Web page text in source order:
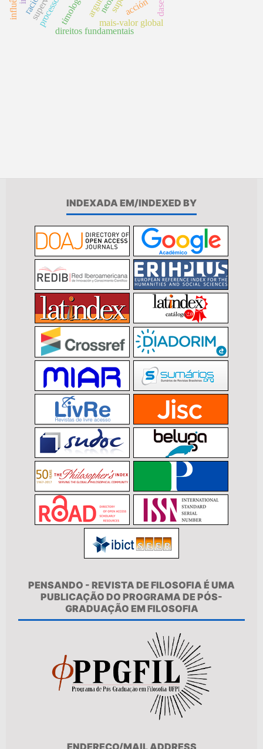
mais-valor global
direitos fundamentais
dasein
timología acción
INDEXADA EM/INDEXED BY
PENSANDO - REVISTA DE FILOSOFIA É UMA
PUBLICAÇÃO DO PROGRAMA DE PÓS-
GRADUAÇÃO EM FILOSOFIA